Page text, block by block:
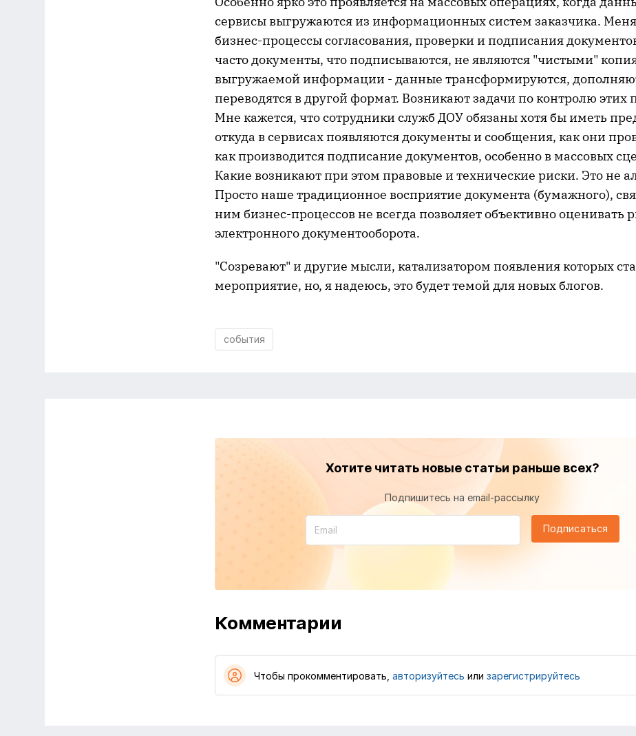
сервисы выгружаются из информационных систем заказчика.
бизнес-процессы согласования, проверки и подписания
часто документы, что подписываются, не являются "чистыми"
выгружаемой информации - данные трансформируются,
переводятся в другой формат. Возникают задачи по контролю этих
Мне кажется, что сотрудники служб ДОУ обязаны хотя бы иметь
откуда в сервисах появляются документы и сообщения, как они
как производится подписание документов, особенно в массовых
Какие возникают при этом правовые и технические риски. Это не
Просто наше традиционное восприятие документа (бумажного),
ним бизнес-процессов не всегда позволяет объективно оценивать
электронного документооборота.
"Созревают" и другие мысли, катализатором появления которых
мероприятие, но, я надеюсь, это будет темой для новых блогов.
события
Хотите читать новые статьи раньше всех?
Подпишитесь на email-рассылку
Подписаться
Комментарии
Чтобы прокомментировать, авторизуйтесь или зарегистрируйтесь